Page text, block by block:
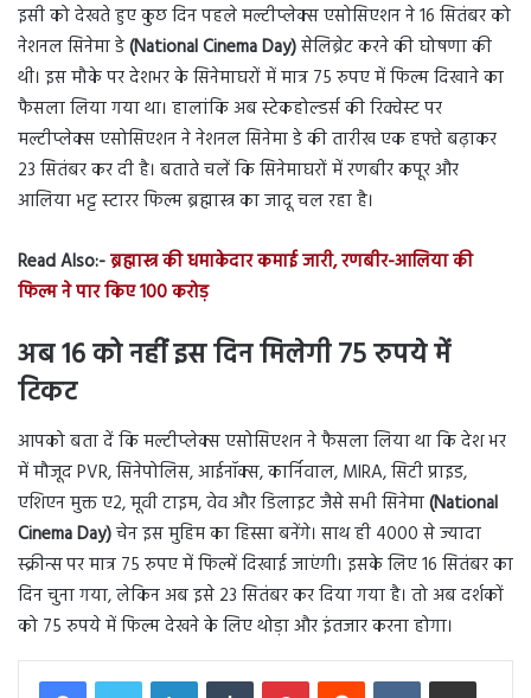
इसी को देखते हुए कुछ दिन पहले मल्टीप्लेक्स एसोसिएशन ने 16 सितंबर को
नेशनल सिनेमा डे(National Cinema Day)सेलिब्रेट करने की घोषणा की
थी। इस मौके पर देशभर के सिनेमाघरों में मात्र 75 रुपए में फिल्म दिखाने का
फैसला लिया गया था। हालांकि अब स्टेकहोल्डर्स की रिक्वेस्ट पर
मल्टीप्लेक्स एसोसिएशन ने नेशनल सिनेमा डे की तारीख एक हफ्ते बढ़ाकर
23 सितंबर कर दी है। बताते चलें कि सिनेमाघरों में रणबीर कपूर और
आलिया भट्ट स्टारर फिल्म ब्रह्मास्त्र का जादू चल रहा है।
Read Also:-ब्रह्मास्त्र की धमाकेदार कमाई जारी, रणबीर-आलिया की
फिल्म ने पार किए 100 करोड़
अब 16 को नहीं इस दिन मिलेगी 75 रुपये में
टिकट
आपको बता दें कि मल्टीप्लेक्स एसोसिएशन ने फैसला लिया था कि देश भर
में मौजूद PVR, सिनेपोलिस, आईनॉक्स, कार्निवाल, MIRA, सिटी प्राइड,
एशिएन मुक्त ए2, मूवी टाइम, वेव और डिलाइट जैसे सभी सिनेमा(National
Cinema Day)चेन इस मुहिम का हिस्सा बनेंगे। साथ ही 4000 से ज्यादा
स्क्रीन्स पर मात्र 75 रुपए में फिल्में दिखाई जाएंगी। इसके लिए 16 सितंबर का
दिन चुना गया, लेकिन अब इसे 23 सितंबर कर दिया गया है। तो अब दर्शकों
को 75 रुपये में फिल्म देखने के लिए थोड़ा और इंतजार करना होगा।
LinkedInTumblr PinterestReddit VKontakteShare via Email